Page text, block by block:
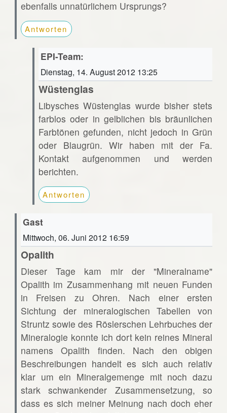
ebenfalls unnatürlichem Ursprungs?
Antworten
EPI-Team:
Dienstag, 14. August 2012 13:25
Wüstenglas
Libysches Wüstenglas wurde bisher stets
farblos oder in gelblichen bis bräunlichen
Farbtönen gefunden, nicht jedoch in Grün
oder Blaugrün. Wir haben mit der Fa.
Kontakt aufgenommen und werden
berichten.
Antworten
Gast
Mittwoch, 06. Juni 2012 16:59
Opalith
Dieser Tage kam mir der "Mineralname"
Opalith im Zusammenhang mit neuen Funden
in Freisen zu Ohren. Nach einer ersten
Sichtung der mineralogischen Tabellen von
Struntz sowie des Röslerschen Lehrbuches der
Mineralogie konnte ich dort kein reines Mineral
namens Opalith finden. Nach den obigen
Beschreibungen handelt es sich auch relativ
klar um ein Mineralgemenge mit noch dazu
stark schwankender Zusammensetzung, so
dass es sich meiner Meinung nach doch eher